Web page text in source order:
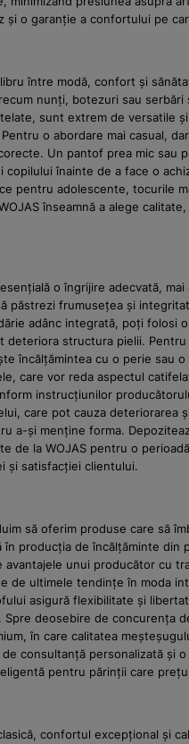
o garanție a confortului pe
între modă, confort și
nunți, botezuri sau
sunt extrem de versatile
o abordare mai casual,
Un pantof prea mic sau
înainte de a face o
pentru adolescente, tocurile
înseamnă a alege
o îngrijire adecvată,
frumusețea și
adânc integrată, poți folosi
structura pielii.
încălțămintea cu o perie sau
vor reda aspectul
instrucțiunilor
care pot cauza deteriorarea
și menține forma.
la WOJAS pentru o
și satisfacției clientului.
să oferim produse care să
de încălțăminte din
unui producător cu
ultimele tendințe în moda
asigură flexibilitate și
deosebire de concurența
în care calitatea
consultanță personalizată și
pentru părinții care
confortul excepțional și